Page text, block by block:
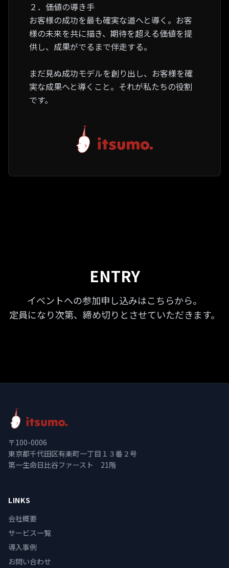
２．価値の導き手
お客様の成功を最も確実な道へと導く。お客
様の未来を共に描き、期待を超える価値を提
供し、成果がでるまで伴走する。
まだ見ぬ成功モデルを創り出し、お客様を確
実な成果へと導くこと。それが私たちの役割
です。
ENTRY
イベントへの参加申し込みはこちらから。
定員になり次第、締め切りとさせていただきます。
〒100-0006
東京都千代田区有楽町一丁目１３番２号
第一生命日比谷ファースト 21階
LINKS
会社概要
サービス一覧
導入事例
お問い合わせ